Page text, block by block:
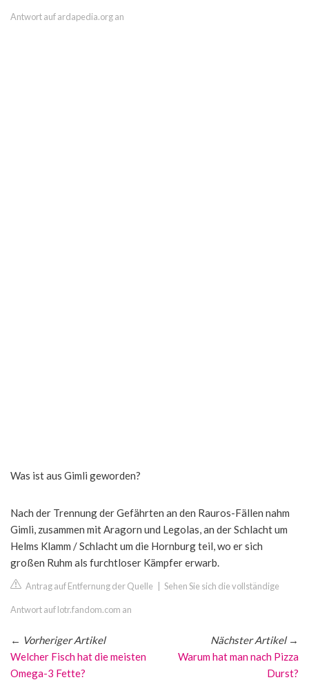
Antwort auf ardapedia.org an
Was ist aus Gimli geworden?
Nach der Trennung der Gefährten an den Rauros-Fällen nahm
Gimli, zusammen mit Aragorn und Legolas, an der Schlacht um
Helms Klamm / Schlacht um die Hornburg teil, wo er sich
großen Ruhm als furchtloser Kämpfer erwarb.
Antrag auf Entfernung der Quelle Sehen Sie sich die vollständige
Antwort auf lotr.fandom.com an
← Vorheriger Artikel
Welcher Fisch hat die meisten
Omega-3 Fette?
Nächster Artikel→
Warum hat man nach Pizza
Durst?